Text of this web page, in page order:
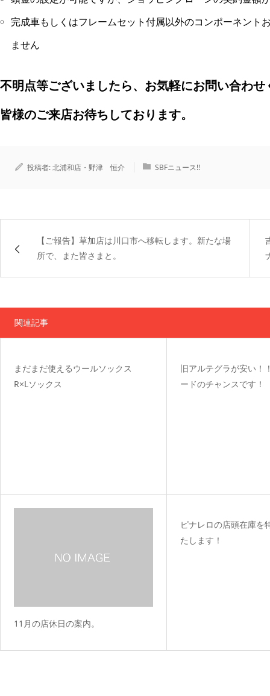
完成車もしくはフレームセット付属以外のコンポーネント
ません
不明点等ございましたら、お気軽にお問い合わせ
皆様のご来店お待ちしております。
投稿者:北浦和店・野津 恒介 SBFニュース!!
【ご報告】草加店は川口市へ移転します。新たな場
所で、また皆さまと。
関連記事
まだまだ使えるウールソックス
R×Lソックス
旧アルテグラが安い！
ードのチャンスです！
11月の店休日の案内。
ピナレロの店頭在庫を
たします！